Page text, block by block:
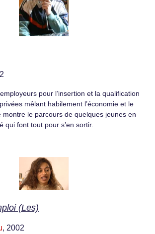
pour l’insertion et la qualification
mêlant habilement l’économie et le
montre le parcours de quelques jeunes en
qui font tout pour s’en sortir.
(Les)
, 2002